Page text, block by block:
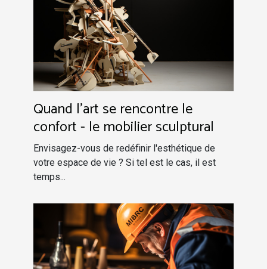
Quand l'art se rencontre le
confort - le mobilier sculptural
Envisagez-vous de redéfinir l'esthétique de
votre espace de vie ? Si tel est le cas, il est
temps...